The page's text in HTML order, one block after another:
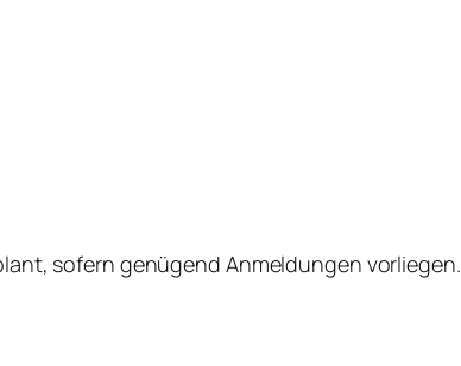
sofern genügend Anmeldungen vorliegen.